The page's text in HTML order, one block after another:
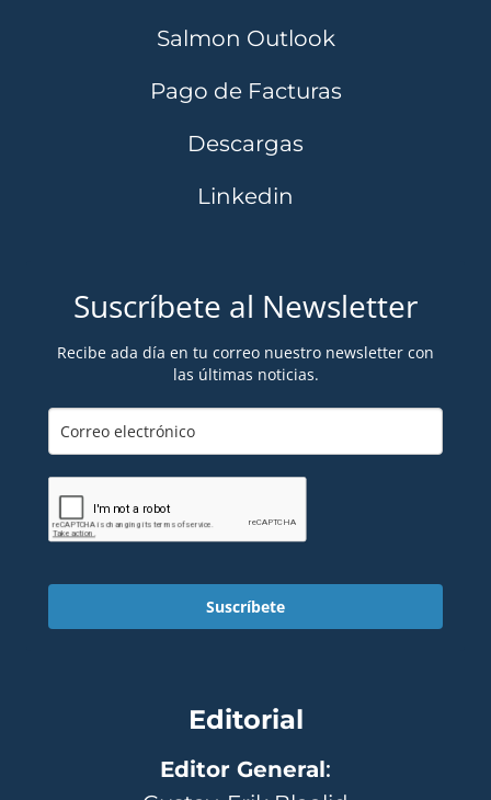
Salmon Outlook
Pago de Facturas
Descargas
Linkedin
Suscríbete al Newsletter
Recibe ada día en tu correo nuestro newsletter con
las últimas noticias.
Suscríbete
Editorial
Editor General: